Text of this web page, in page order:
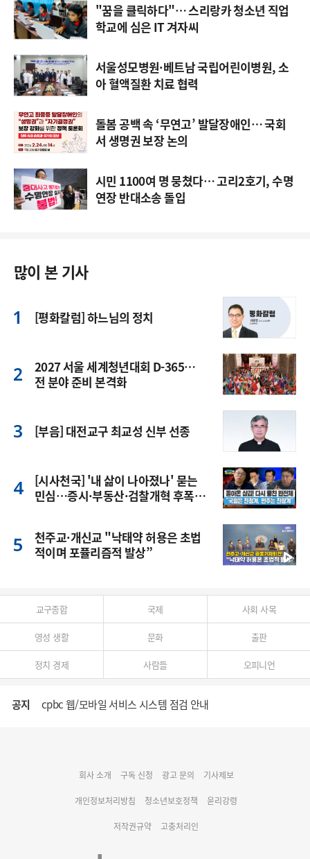
"꿈을 클릭하다"… 스리랑카 청소년 직업
학교에 심은 IT 겨자씨
서울성모병원·베트남 국립어린이병원, 소
아 혈액질환 치료 협력
돌봄 공백 속 ‘무연고’ 발달장애인… 국회
서 생명권 보장 논의
시민 1100여 명 뭉쳤다… 고리2호기, 수명
연장 반대소송 돌입
많이 본 기사
[평화칼럼] 하느님의 정치
2027 서울 세계청년대회 D-365…
전 분야 준비 본격화
[부음] 대전교구 최교성 신부 선종
[시사천국] '내 삶이 나아졌나' 묻는
민심…증시·부동산·검찰개혁 후폭
천주교·개신교 "낙태약 허용은 초법
적이며 포퓰리즘적 발상”
교구종합 국제 사회 사목
영성 생활 문화 출판
정치 경제 사람들 오피니언
공지 cpbc 웹/모바일 서비스 시스템 점검 안내
명동 미디어큐브 & 1898 미디어월 공모전 수상작 발표
회사 소개 구독 신청 광고 문의 기사제보
개인정보처리방침 청소년보호정책 윤리강령
저작권규약 고충처리인